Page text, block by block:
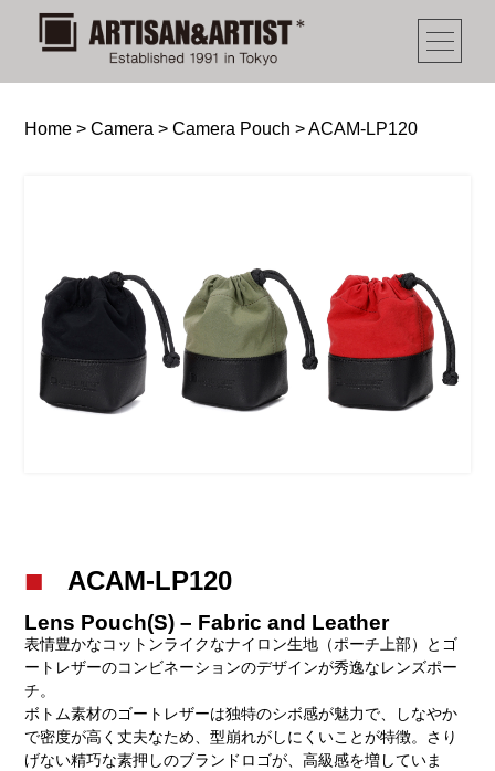
Home >Camera >Camera Pouch >ACAM-LP120
ACAM-LP120
Lens Pouch(S) – Fabric and Leather
表情豊かなコットンライクなナイロン生地（ポーチ上部）とゴ
ートレザーのコンビネーションのデザインが秀逸なレンズポー
チ。
ボトム素材のゴートレザーは独特のシボ感が魅力で、しなやか
で密度が高く丈夫なため、型崩れがしにくいことが特徴。さり
げない精巧な素押しのブランドロゴが、高級感を増していま